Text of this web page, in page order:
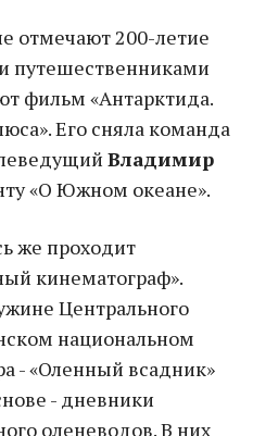
отмечают 200-летие
путешественниками
фильм «Антарктида.
Его сняла команда
Владимир
«О Южном океане».
же проходит
кинематограф».
Центрального
национальном
- «Оленный всадник»
- дневники
оленеводов. В них